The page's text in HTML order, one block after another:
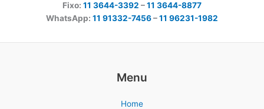
Fixo: 11 3644-3392 –11 3644-8877
WhatsApp: 11 91332-7456–11 96231-1982
Menu
Home